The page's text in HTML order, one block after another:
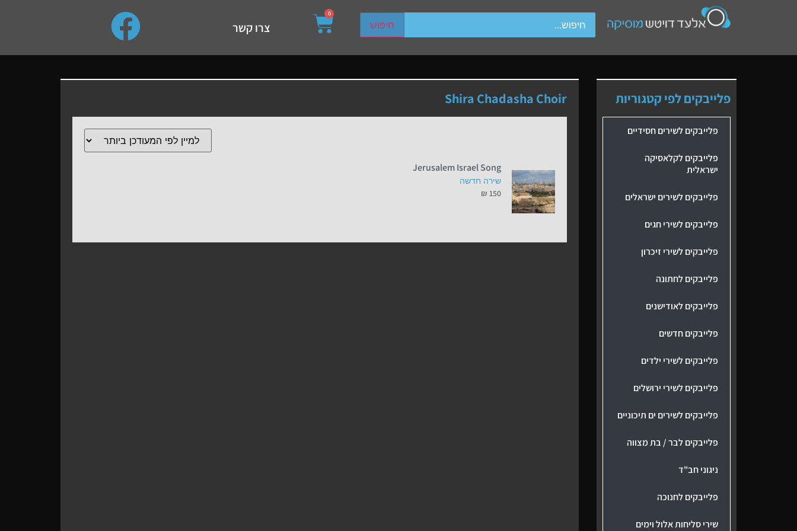
חיפוש
up and down arrows to review and enter to go to the desired page. Touch device users, explore by touch or with swipe gestures.
0
צרו קשר
פלייבקים לפי קטגוריות
פלייבקים לשירים חסידיים
פלייבקים לקלאסיקה
ישראלית
פלייבקים לשירים ישראלים
פלייבקים לשירי חגים
פלייבקים לשירי זיכרון
פלייבקים לחתונה
פלייבקים לאודישנים
פלייבקים חדשים
פלייבקים לשירי ילדים
פלייבקים לשירי ירושלים
פלייבקים לשירים ים תיכוניים
פלייבקים לבר / בת מצווה
ניגוני חב"ד
פלייבקים לחנוכה
שירי סליחות אלול וימים
Shira Chadasha Choir
Jerusalem Israel Song
שירה חדשה
₪ 150